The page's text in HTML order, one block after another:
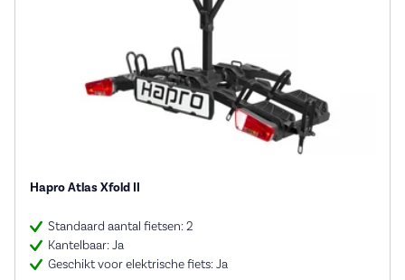
Hapro Atlas Xfold II
Standaard aantal fietsen: 2
Kantelbaar: Ja
Geschikt voor elektrische fiets: Ja